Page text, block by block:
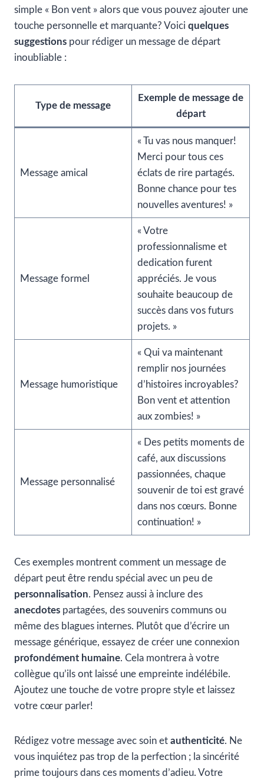
simple « Bon vent » alors que vous pouvez ajouter une
touche personnelle et marquante? Voici quelques
suggestions pour rédiger un message de départ
inoubliable :
Type de message
Exemple de message de
départ
Message amical
« Tu vas nous manquer!
Merci pour tous ces
éclats de rire partagés.
Bonne chance pour tes
nouvelles aventures! »
Message formel
« Votre
professionnalisme et
dedication furent
appréciés. Je vous
souhaite beaucoup de
succès dans vos futurs
projets. »
Message humoristique
« Qui va maintenant
remplir nos journées
d’histoires incroyables?
Bon vent et attention
aux zombies! »
Message personnalisé
« Des petits moments de
café, aux discussions
passionnées, chaque
souvenir de toi est gravé
dans nos cœurs. Bonne
continuation! »
Ces exemples montrent comment un message de
départ peut être rendu spécial avec un peu de
personnalisation. Pensez aussi à inclure des
anecdotes partagées, des souvenirs communs ou
même des blagues internes. Plutôt que d’écrire un
message générique, essayez de créer une connexion
profondément humaine. Cela montrera à votre
collègue qu’ils ont laissé une empreinte indélébile.
Ajoutez une touche de votre propre style et laissez
votre cœur parler!
Rédigez votre message avec soin et authenticité. Ne
vous inquiétez pas trop de la perfection ; la sincérité
prime toujours dans ces moments d’adieu. Votre